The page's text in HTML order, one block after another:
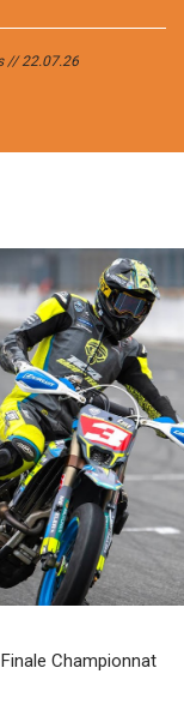
22.07.26
Finale Championnat